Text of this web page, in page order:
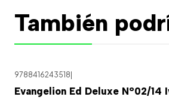
También
9788416243518
Evangelion Ed Deluxe N°02/14